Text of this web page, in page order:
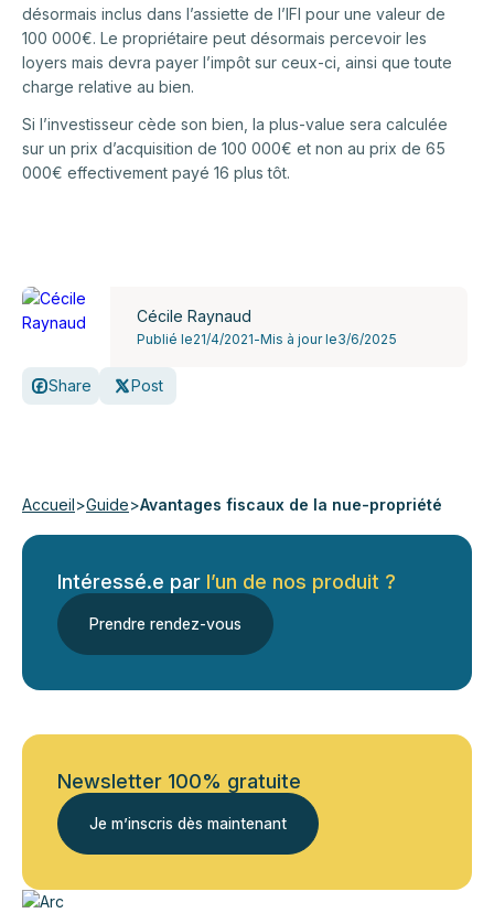
désormais inclus dans l’assiette de l’IFI pour une valeur de
100 000€. Le propriétaire peut désormais percevoir les
loyers mais devra payer l’impôt sur ceux-ci, ainsi que toute
charge relative au bien.
Si l’investisseur cède son bien, la plus-value sera calculée
sur un prix d’acquisition de 100 000€ et non au prix de 65
000€ effectivement payé 16 plus tôt.
Cécile Raynaud
Publié le21/4/2021-Mis à jour le3/6/2025
Share Post
Accueil>Guide>Avantages fiscaux de la nue-propriété
Intéressé.e par l’un de nos produit ?
Prendre rendez-vous
Newsletter 100% gratuite
Je m’inscris dès maintenant